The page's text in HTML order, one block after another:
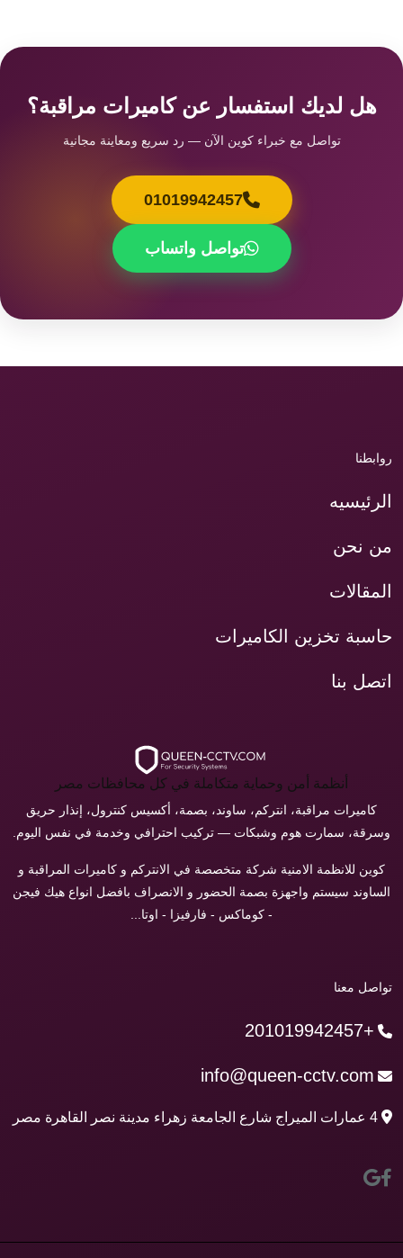
هل لديك استفسار عن كاميرات مراقبة؟
تواصل مع خبراء كوين الآن — رد سريع ومعاينة مجانية
01019942457
تواصل واتساب
روابطنا
الرئيسيه
من نحن
المقالات
حاسبة تخزين الكاميرات
اتصل بنا
أنظمة أمن وحماية متكاملة في كل محافظات مصر
كاميرات مراقبة، انتركم، ساوند، بصمة، أكسيس كنترول، إنذار حريق
وسرقة، سمارت هوم وشبكات — تركيب احترافي وخدمة في نفس اليوم.
كوين للانظمة الامنية شركة متخصصة في الانتركم و كاميرات المراقبة و
الساوند سيستم واجهزة بصمة الحضور و الانصراف بافضل انواع هيك فيجن
- كوماكس - فارفيزا - اوتا...
تواصل معنا
+201019942457
info@queen-cctv.com
4 عمارات الميراج شارع الجامعة زهراء مدينة نصر القاهرة مصر